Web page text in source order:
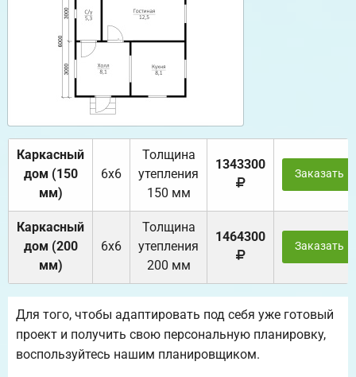
Каркасный
дом (150
мм)
6х6
Толщина
утепления
150 мм
1343300
Заказать
Каркасный
дом (200
мм)
6х6
Толщина
утепления
200 мм
1464300
Заказать
Для того, чтобы адаптировать под себя уже готовый
проект и получить свою персональную планировку,
воспользуйтесь нашим планировщиком.